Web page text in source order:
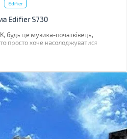
Edifier
Edifier S730
будь це музика-початківець,
просто хоче насолоджуватися
Звичайні настільні
приходять акустичні системи, які
якість, порівняну з
з таких представників ми
– акустична система Edifier